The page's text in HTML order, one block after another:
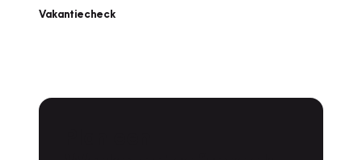
Vakantiecheck